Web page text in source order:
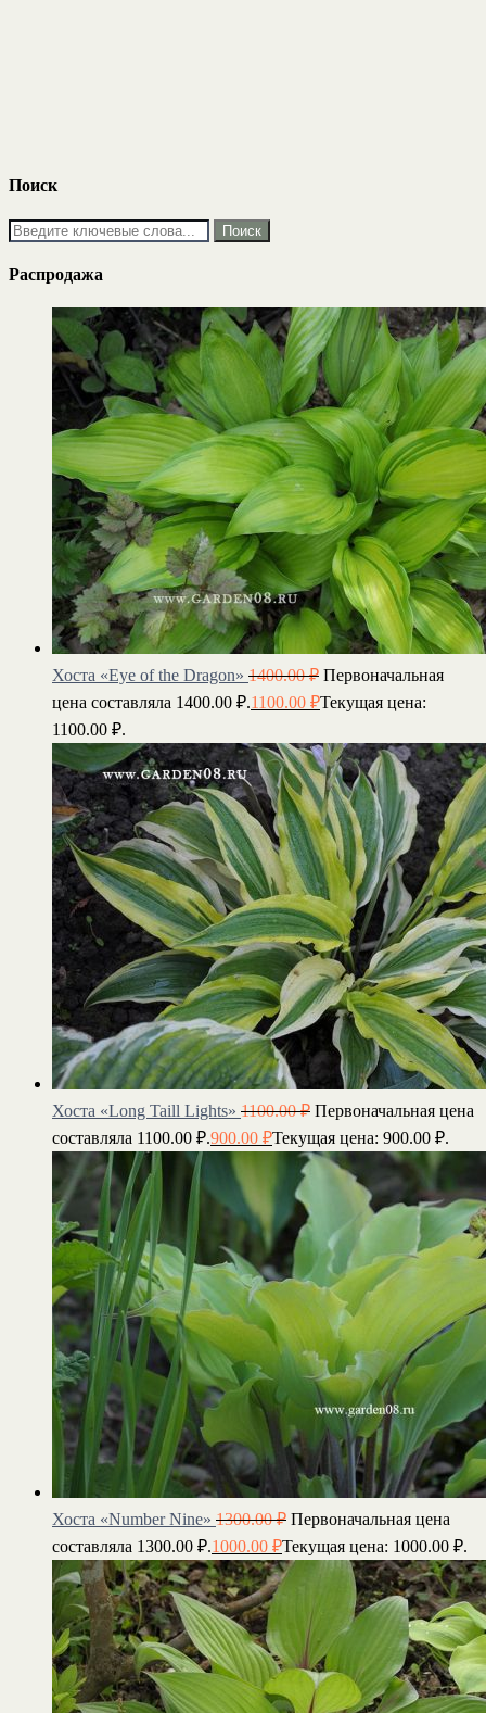
Поиск
Распродажа
Хоста «Eye of the Dragon» 1400.00₽ Первоначальная
цена составляла 1400.00 ₽.1100.00 ₽Текущая цена:
1100.00 ₽.
Хоста «Long Taill Lights» 1100.00₽ Первоначальная цена
составляла 1100.00 ₽.900.00 ₽Текущая цена: 900.00 ₽.
Хоста «Number Nine» 1300.00₽ Первоначальная цена
составляла 1300.00 ₽.1000.00 ₽Текущая цена: 1000.00 ₽.